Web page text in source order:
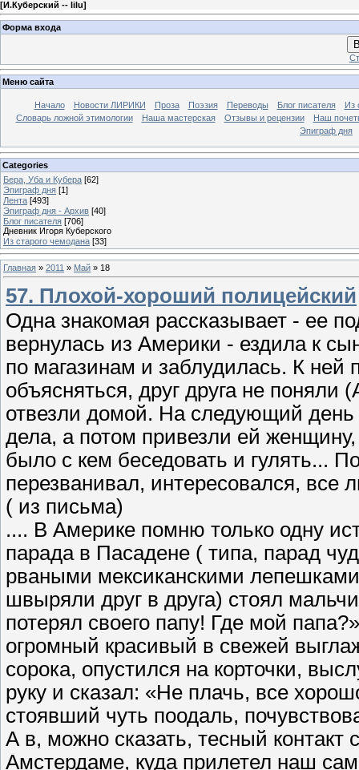
[И.Куберский -- lilu]
Форма входа
Меню сайта
Начало Новости ЛИРИКИ Проза Поэзия Переводы Блог писателя
Из
Словарь ложной этимологии
Наша мастерская Отзывы и рецензии
Наш
Эпиграф дня
Categories
Бера, Уба и Кубера [62]
Эпиграф дня [1]
Лента [493]
Эпиграф дня - Архив [40]
Блог писателя [706]
Дневник Игоря Куберского
Из старого чемодана [33]
Главная » 2011 » Май » 18
57. Плохой-хороший полицейский
Одна знакомая рассказывает - ее
вернулась из Америки - ездила к
по магазинам и заблудилась. К
объясняться, друг друга не поняли
отвезли домой. На следующий день
дела, а потом привезли ей
было с кем беседовать и гулять...
перезванивал, интересовался, все
( из письма)
.... В Америке помню только одну
парада в Пасадене ( типа, парад
рваными мексиканскими
швыряли друг в друга) стоял
потерял своего папу! Где мой
огромный красивый в свежей
сорока, опустился на корточки,
руку и сказал: «Не плачь, все
стоявший чуть поодаль,
А в, можно сказать, тесный
Амстердаме, куда прилетел наш